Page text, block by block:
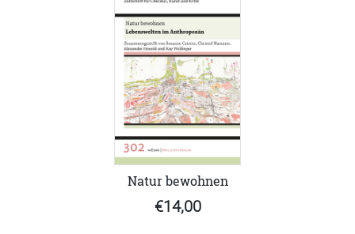
Natur bewohnen
€14,00